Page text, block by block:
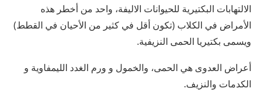
الالتهابات البكتيرية للحيوانات الاليفة، واحد من أخطر هذه
الأمراض في الكلاب (تكون أقل في كثير من الأحيان في القطط)
ويسمى بكتيريا الحمى النزيفية.
أعراض العدوى هي الحمى، والخمول و ورم الغدد الليمفاوية و
الكدمات والنزيف.